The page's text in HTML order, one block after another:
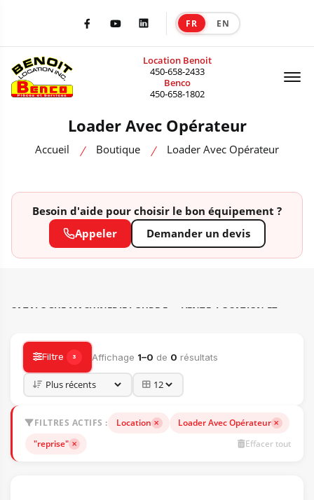
FacebookYoutubeLinkedIn FR EN
Location Benoit
450-658-2433
Benco
450-658-1802
Loader Avec Opérateur
Accueil Boutique Loader Avec Opérateur
Besoin d'aide pour choisir le bon équipement ?
Appeler
Demander un devis
CATALOGUE MACHINERIE LOURDE — VENTE, LOCATION ET
Filtre 3 Affichage 1–0 de 0 résultats
FILTRES ACTIFS : Location
Loader Avec Opérateur
"reprise"
Effacer tout